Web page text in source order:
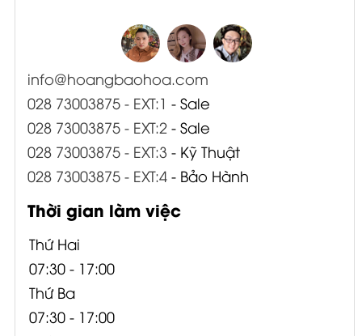
info@hoangbaohoa.com
028 73003875 - EXT:1 - Sale
028 73003875 - EXT:2- Sale
028 73003875 - EXT:3 - Kỹ Thuật
028 73003875 - EXT:4- Bảo Hành
Thời gian làm việc
Thứ Hai
07:30 - 17:00
Thứ Ba
07:30 - 17:00